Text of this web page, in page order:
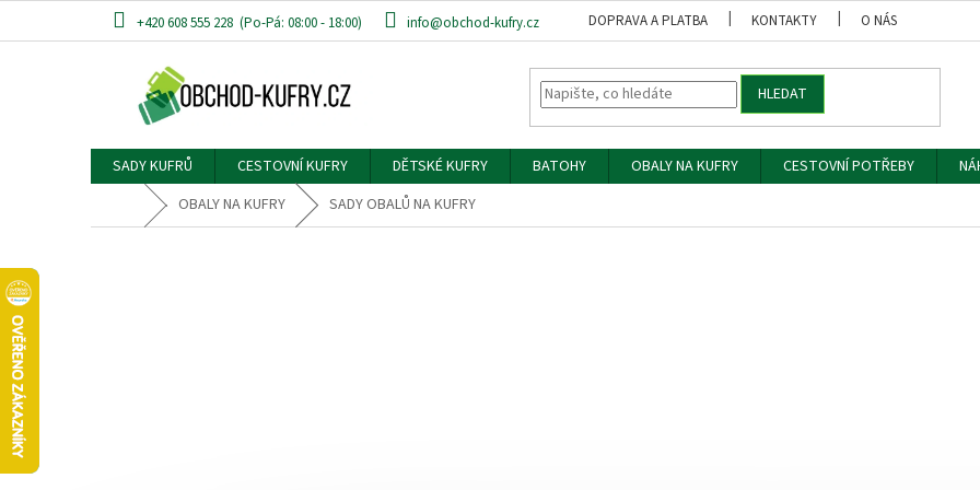
+420 608 555 228 info@obchod-kufry.cz DOPRAVA A PLATBA KONTAKTY O NÁS
HLEDAT
SADY KUFRŮ CESTOVNÍ KUFRY DĚTSKÉ KUFRY BATOHY OBALY NA KUFRY CESTOVNÍ POTŘEBY
Domů OBALY NA KUFRY SADY OBALŮ NA KUFRY